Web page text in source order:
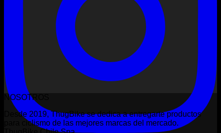
NOSOTROS
Desde 2019, ThugBike se dedica a entregarte productos
para ciclismo de las mejores marcas del mercado.